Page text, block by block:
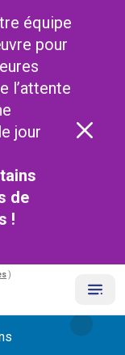
équipe
pour
l’attente
jour
de
!
)